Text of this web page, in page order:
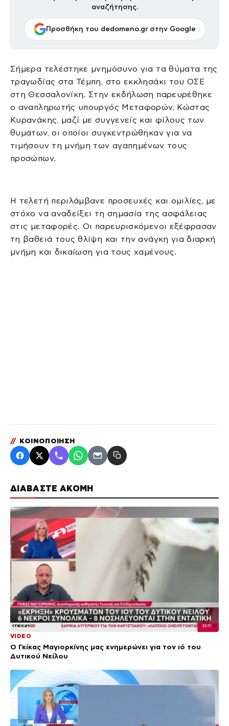
ΔΙΑΒΑΣΤΕ ΑΚΟΜΗ
VIDEO
Ο Γκίκας Μαγιορκίνης μας ενημερώνει για τον ιό του
Δυτικού Νείλου
αναζήτησης.
Προσθήκη του dedomeno.gr στην Google
Σήμερα τελέστηκε μνημόσυνο για τα θύματα της
τραγωδίας στα Τέμπη, στο εκκλησάκι του ΟΣΕ
στη Θεσσαλονίκη. Στην εκδήλωση παρευρέθηκε
ο αναπληρωτής υπουργός Μεταφορών, Κώστας
Κυρανάκης, μαζί με συγγενείς και φίλους των
θυμάτων, οι οποίοι συγκεντρώθηκαν για να
τιμήσουν τη μνήμη των αγαπημένων τους
προσώπων.
Η τελετή περιλάμβανε προσευχές και ομιλίες, με
στόχο να αναδείξει τη σημασία της ασφάλειας
στις μεταφορές. Οι παρευρισκόμενοι εξέφρασαν
τη βαθειά τους θλίψη και την ανάγκη για διαρκή
μνήμη και δικαίωση για τους χαμένους.
// ΚΟΙΝΟΠΟΙΗΣΗ